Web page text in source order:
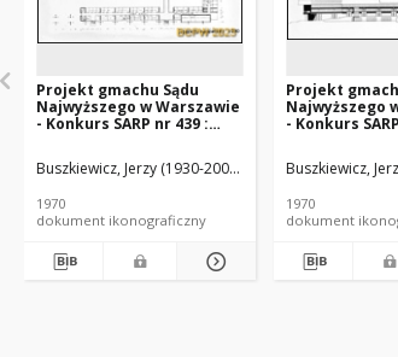
Projekt gmachu Sądu
Najwyższego w Warszawie
- Konkurs SARP nr 439 :
Zdj. 5, Rzut I poziomu
nadziemnego
Buszkiewicz, Jerzy (1930-2000). Architekt Pruska,
1970
dokument ikonograficzny
Projekt
Najwyższego
- Konkurs
Zdj. 1,
zachodnia,
Buszkiewicz,
1970
dokument